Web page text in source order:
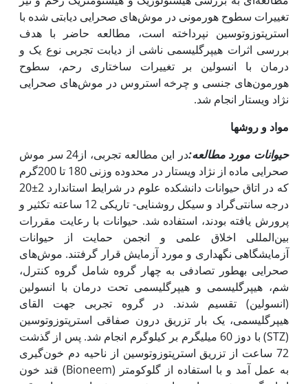
تغییرات سطوح هورمونی در موش‌های صحرایی دیابتی شده با
استرپتوزوتوسین نپرداخته است، مطالعه حاضر با هدف
بررسی اثرات هیپرگلیسمی ناشی از دیابت تجربی نوع یک و
درمان با انسولین بر تغییرات ساختاری رحم، سطوح
هورمون‌های جنسی و چرخه استروس در موش‌های صحرایی
نژاد ویستار انجام شد.
مواد و روشها
حیوانات مورد مطالعه:
در این مطالعه تجربی، از24 سر موش
صحرایی ماده از نژاد ویستار در محدوده وزنی 180 تا 200گرم
که در اتاق حیوانات دانشکده علوم در شرایط استاندارد 2±20
درجه سانتی‌گراد و سیکل روشنایی- تاریکی 12 ساعته تکثیر و
پرورش یافته بودند، استفاده شد. حیوانات با رعایت مقررات
بین‌المللی اخلاق علمی و انجمن حمایت از حیوانات
آزمایشگاهی نگه‎داری و مورد آزمایش قرار گرفتند. موش‌های
صحرایی به‎طور تصادفی به چهار گروه شامل گروه کنترل،
شم، هیپرگلیسمی و هیپرگلیسمی تحت درمان با انسولین
(انسولین) تقسیم شدند. در گروه تجربی جهت القای
هیپرگلیسمی، یک بار تزریق درون صفاقی استرپتوزوتوسین
(STZ) با دوز 60 میلی‎گرم بر کیلوگرم انجام شد. پس از گذشت
72 ساعت از تزریق استرپتوزوتوسین از ناحیه دم خون‌گیری
به عمل آمد و با استفاده از گلوکومتر (Bioneem) قند خون